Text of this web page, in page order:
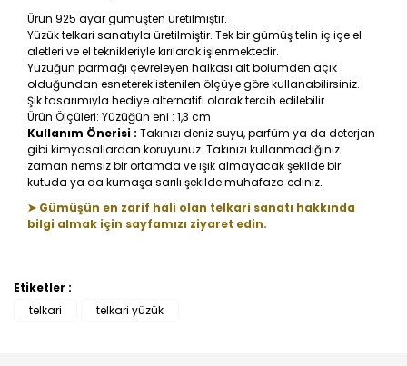
Ürün 925 ayar gümüşten üretilmiştir.
Yüzük telkari sanatıyla üretilmiştir. Tek bir gümüş telin iç içe el
aletleri ve el teknikleriyle kırılarak işlenmektedir.
Yüzüğün parmağı çevreleyen halkası alt bölümden açık
olduğundan esneterek istenilen ölçüye göre kullanabilirsiniz.
Şık tasarımıyla hediye alternatifi olarak tercih edilebilir.
Ürün Ölçüleri: Yüzüğün eni : 1,3 cm
Kullanım Önerisi : Takınızı deniz suyu, parfüm ya da deterjan
gibi kimyasallardan koruyunuz. Takınızı kullanmadığınız
zaman nemsiz bir ortamda ve ışık almayacak şekilde bir
kutuda ya da kumaşa sarılı şekilde muhafaza ediniz.
➤ Gümüşün en zarif hali olan telkari sanatı hakkında
bilgi almak için sayfamızı ziyaret edin.
Bu ürüne ilk yorumu siz yapın!
Etiketler :
telkari
telkari yüzük